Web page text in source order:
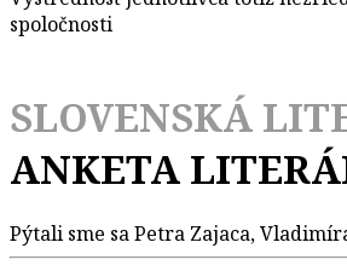
spoločnosti
SLOVENSKÁ
ANKETA
Pýtali sme sa Petra Zajaca,